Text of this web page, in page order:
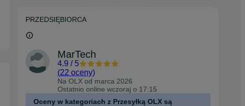
PRZEDSIĘBIORCA
MarTech
4.9 / 5
(22 oceny)
Na OLX od marca 2026
Ostatnio online wczoraj o 17:15
Oceny w kategoriach z Przesyłką OLX są